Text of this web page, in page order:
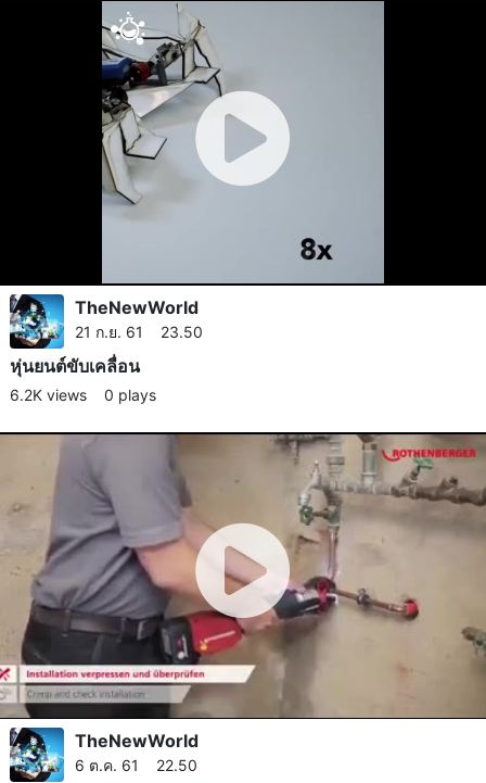
TheNewWorld
21 ก.ย. 61 23.50
หุ่นยนต์ขับเคลื่อน
6.2K views 0 plays
TheNewWorld
6 ต.ค. 61 22.50